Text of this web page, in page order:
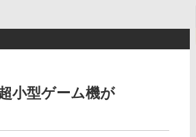
小型ゲーム機が